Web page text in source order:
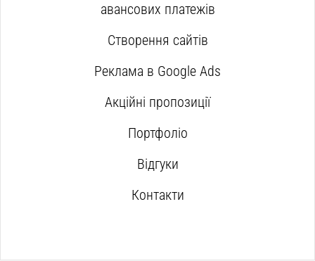
авансових платежів
Створення сайтів
Реклама в Google Ads
Акційні пропозиції
Портфоліо
Відгуки
Контакти